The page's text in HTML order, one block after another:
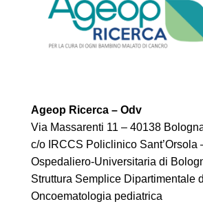
Ageop Ricerca – Odv
Via Massarenti 11 – 40138
c/o IRCCS Policlinico Sant’Orsola
Ospedaliero-Universitaria di
Struttura Semplice Dipartimentale
Oncoematologia pediatrica